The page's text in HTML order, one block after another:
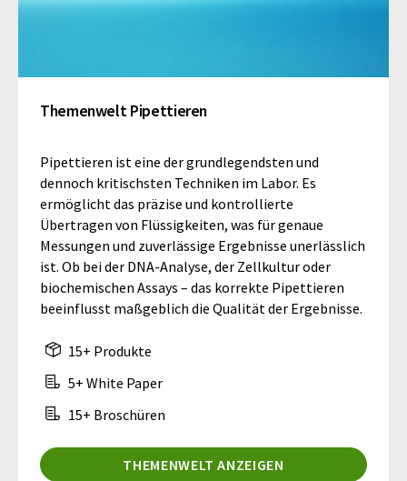
Themenwelt Pipettieren
Pipettieren ist eine der grundlegendsten und
dennoch kritischsten Techniken im Labor. Es
ermöglicht das präzise und kontrollierte
Übertragen von Flüssigkeiten, was für genaue
Messungen und zuverlässige Ergebnisse unerlässlich
ist. Ob bei der DNA-Analyse, der Zellkultur oder
biochemischen Assays – das korrekte Pipettieren
beeinflusst maßgeblich die Qualität der Ergebnisse.
15+ Produkte
5+ White Paper
15+ Broschüren
THEMENWELT ANZEIGEN